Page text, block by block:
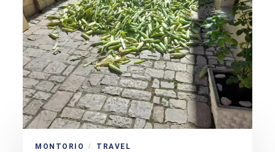
MONTORIO / TRAVEL